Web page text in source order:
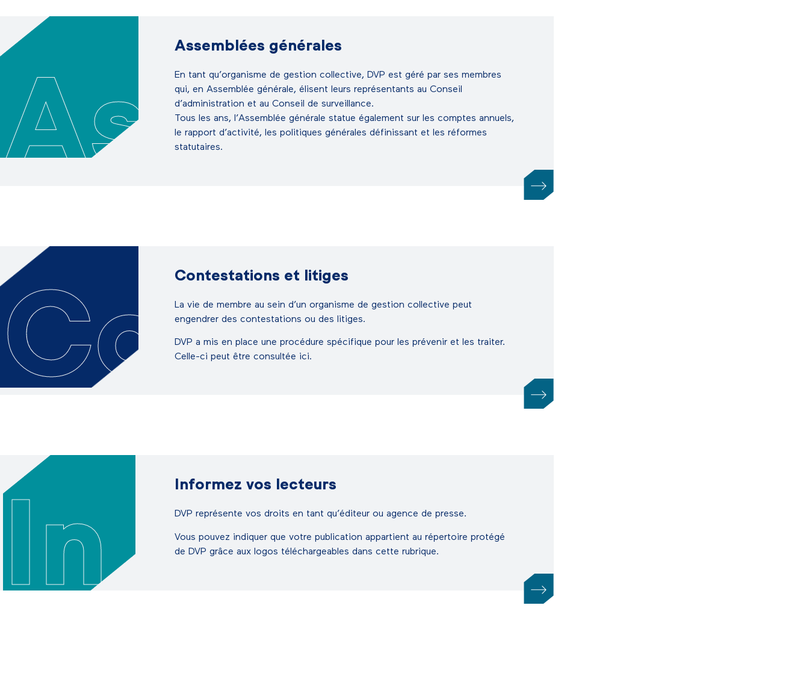
As
Assemblées générales
En tant qu’organisme de gestion collective, DVP est géré par ses membres
qui, en Assemblée générale, élisent leurs représentants au Conseil
d’administration et au Conseil de surveillance.
Tous les ans, l’Assemblée générale statue également sur les comptes annuels,
le rapport d’activité, les politiques générales définissant et les réformes
statutaires.
Con
Contestations et litiges
La vie de membre au sein d’un organisme de gestion collective peut
engendrer des contestations ou des litiges.
DVP a mis en place une procédure spécifique pour les prévenir et les traiter.
Celle-ci peut être consultée ici.
In
Informez vos lecteurs
DVP représente vos droits en tant qu’éditeur ou agence de presse.
Vous pouvez indiquer que votre publication appartient au répertoire protégé
de DVP grâce aux logos téléchargeables dans cette rubrique.